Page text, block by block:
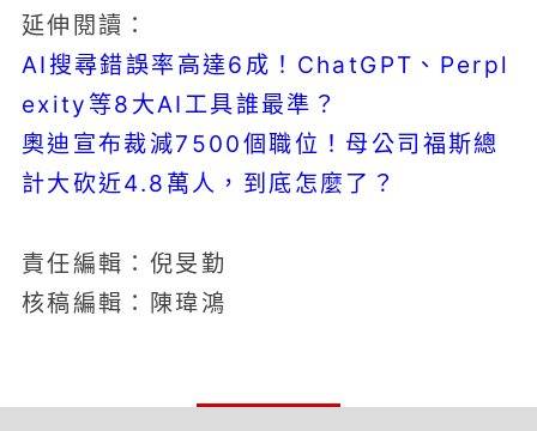
延伸閱讀：
AI搜尋錯誤率高達6成！ChatGPT、Perpl
exity等8大AI工具誰最準？
奧迪宣布裁減7500個職位！母公司福斯總
計大砍近4.8萬人，到底怎麼了？
責任編輯：倪旻勤
核稿編輯：陳瑋鴻